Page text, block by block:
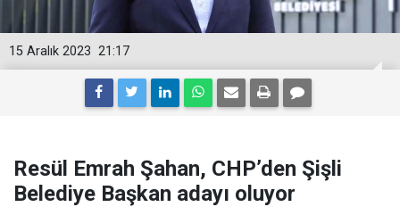
21:17
15 Aralık 2023
Resül Emrah Şahan, CHP’den Şişli
Belediye Başkan adayı oluyor